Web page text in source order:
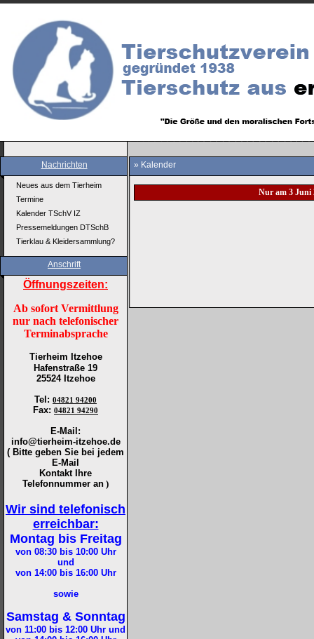
Nachrichten
Neues aus dem Tierheim
Termine
Kalender TSchV IZ
Pressemeldungen DTSchB
Tierklau & Kleidersammlung?
Anschrift
Öffnungszeiten:
Ab sofort Vermittlung
nur nach telefonischer
Terminabsprache
Tierheim Itzehoe
Hafenstraße 19
25524 Itzehoe
Tel : 04821 94200
Fax: 04821 94290
E-Mail:
info@tierheim-itzehoe.de
( Bitte geben Sie bei jedem
E-Mail
Kontakt Ihre
Telefonnummer an )
Wir sind telefonisch
erreichbar:
Montag bis Freitag
von 08:30 bis 10:00Uhr
und
von 14:00 bis 16:00Uhr
sowie
Samstag & Sonntag
von 11:00 bis 12:00 Uhr und
» Kalender
Nur am 3 Juni